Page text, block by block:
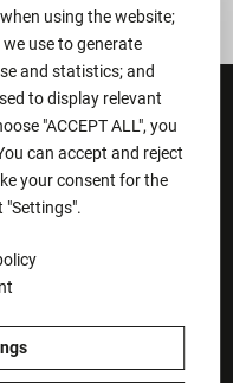
PartGmbB
Straße 28
66
01
using the website;
use to generate
and statistics; and
to display relevant
"ACCEPT ALL", you
can accept and reject
your consent for the
"Settings".